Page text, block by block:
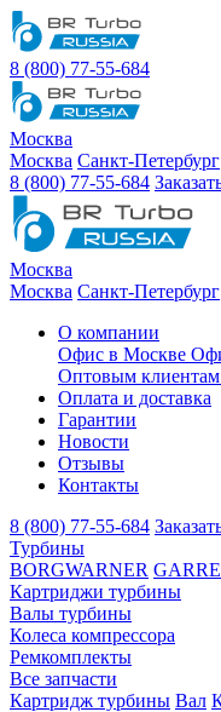
8 (800) 77-55-684
Москва
Москва Санкт-Петербург
8 (800) 77-55-684
Москва
Москва Санкт-Петербург
О компании
Офис в Москве
Оптовым клиентам
Оплата и доставка
Гарантии
Новости
Отзывы
Контакты
8 (800) 77-55-684
Турбины
BORGWARNER
Картриджи турбины
Валы турбины
Колеса компрессора
Ремкомплекты
Все запчасти
Картридж турбины Вал